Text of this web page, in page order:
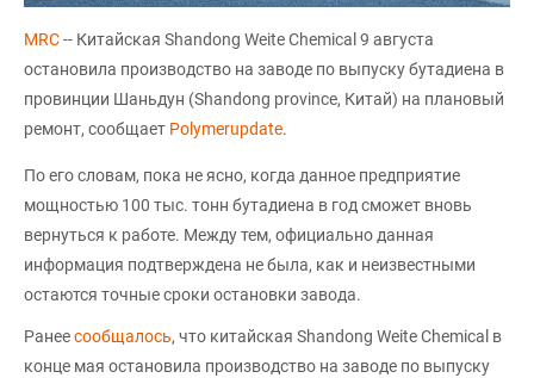
MRC-- Китайская Shandong Weite Chemical 9 августа
остановила производство на заводе по выпуску бутадиена в
провинции Шаньдун (Shandong province, Китай) на плановый
ремонт, сообщает Polymerupdate.
По его словам, пока не ясно, когда данное предприятие
мощностью 100 тыс. тонн бутадиена в год сможет вновь
вернуться к работе. Между тем, официально данная
информация подтверждена не была, как и неизвестными
остаются точные сроки остановки завода.
Ранеесообщалось, что китайская Shandong Weite Chemical в
конце мая остановила производство на заводе по выпуску